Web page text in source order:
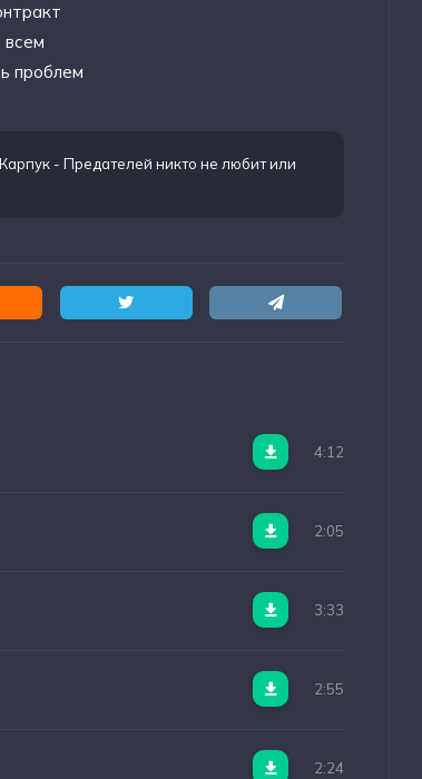
всем
проблем
- Предателей никто не любитили
4:12
2:05
3:33
2:55
2:24